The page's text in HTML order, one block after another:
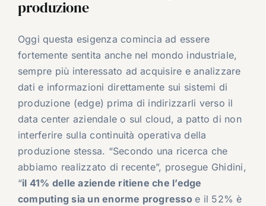
produzione
Oggi questa esigenza comincia ad essere
fortemente sentita anche nel mondo industriale,
sempre più interessato ad acquisire e analizzare
dati e informazioni direttamente sui sistemi di
produzione (edge) prima di indirizzarli verso il
data center aziendale o sul cloud, a patto di non
interferire sulla continuità operativa della
produzione stessa. “Secondo una ricerca che
abbiamo realizzato di recente”, prosegue Ghidini,
“il 41% delle aziende ritiene che l’edge
computing sia un enorme progressoe il 52% è